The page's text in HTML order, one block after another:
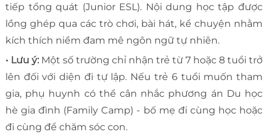
tiếp tổng quát (Junior ESL). Nội dung học tập được
lồng ghép qua các trò chơi, bài hát, kể chuyện nhằm
kích thích niềm đam mê ngôn ngữ tự nhiên.
• Lưu ý: Một số trường chỉ nhận trẻ từ 7 hoặc 8 tuổi trở
lên đối với diện đi tự lập. Nếu trẻ 6 tuổi muốn tham
gia, phụ huynh có thể cân nhắc phương án Du học
hè gia đình (Family Camp) - bố mẹ đi cùng học hoặc
đi cùng để chăm sóc con.